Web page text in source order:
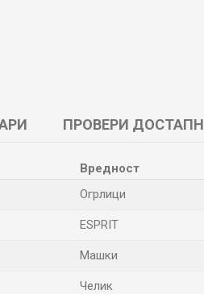
ПРОВЕРИ
Вредност
Огрлици
ESPRIT
Машки
Челик